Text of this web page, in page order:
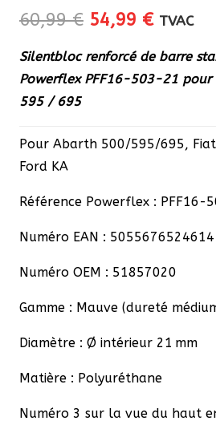
60,99€ Le
initial
était :
54,99 €Le
actuel
est :
TVAC
Silentbloc renforcé de barre
Powerflex PFF16-503-21
595 / 695
Pour Abarth 500/595/695,
Ford KA
Référence Powerflex : PFF16-
Numéro EAN : 5055676524614
Numéro OEM : 51857020
Gamme : Mauve (dureté
Diamètre : Ø intérieur 21 mm
Matière : Polyuréthane
Numéro 3 sur la vue du haut